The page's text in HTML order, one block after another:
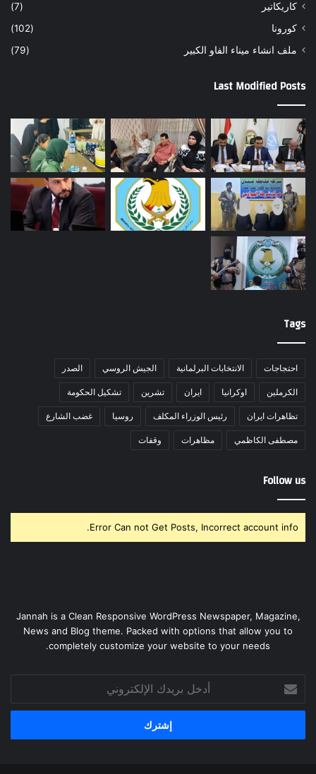
كاريكاتير
(7)
كورونا
(102)
ملف انشاء ميناء الفاو الكبير
(79)
Last Modified Posts
Tags
احتجاجات الانتخابات البرلمانية الجيش الروسي الصدر
الكرملين اوكرانيا ايران تشرين تشكيل الحكومة
تظاهرات ايران رئيس الوزراء المكلف روسيا غضب الشارع
مصطفى الكاظمي مظاهرات وقفات
Follow us
Error Can not Get Posts, Incorrect account info.
Jannah is a Clean Responsive WordPress Newspaper, Magazine,
News and Blog theme. Packed with options that allow you to
completely customize your website to your needs.
بريدك
الإلكتروني